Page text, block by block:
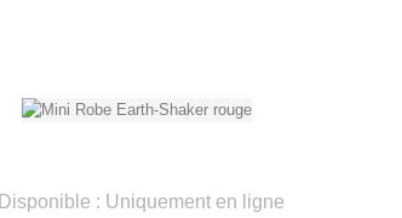
Disponible : Uniquement en ligne